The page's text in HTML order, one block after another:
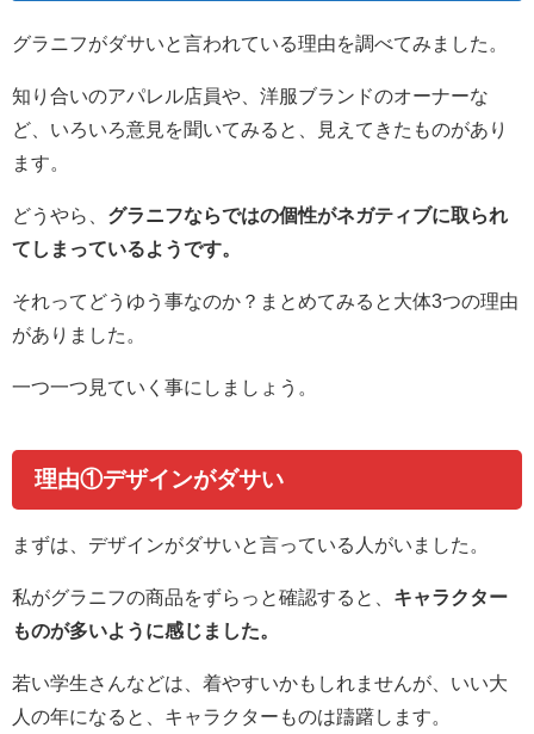
グラニフがダサいと言われている理由を調べてみました。
知り合いのアパレル店員や、洋服ブランドのオーナーな
ど、いろいろ意見を聞いてみると、見えてきたものがあり
ます。
どうやら、 グラニフならではの個性がネガティブに取られ
てしまっているようです。
それってどうゆう事なのか？まとめてみると大体3つの理由
がありました。
一つ一つ見ていく事にしましょう。
理由①デザインがダサい
まずは、デザインがダサいと言っている人がいました。
私がグラニフの商品をずらっと確認すると、 キャラクター
ものが多いように感じました。
若い学生さんなどは、着やすいかもしれませんが、いい大
人の年になると、キャラクターものは躊躇します。